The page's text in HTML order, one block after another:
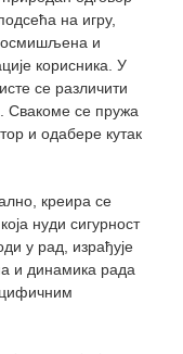
на игру,
осмишљена и
корисника. У
се различити
Свакоме се пружа
и одабере кутак
креира се
нуди сигурност
у рад, израђује
и динамика рада